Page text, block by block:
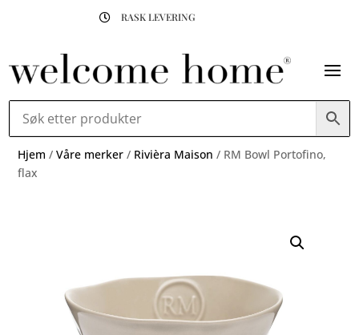
 RASK LEVERING
Hjem /Våre merker / Rivièra Maison / RM Bowl Portofino,
flax